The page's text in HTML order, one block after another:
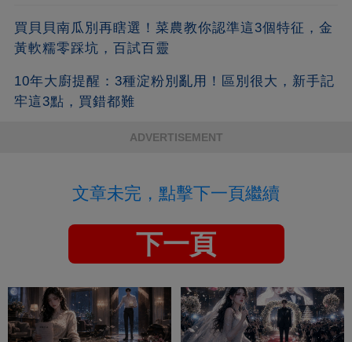
買貝貝南瓜別再瞎選！菜農教你認準這3個特征，金
黃軟糯零踩坑，百試百靈
10年大廚提醒：3種淀粉別亂用！區別很大，新手記
牢這3點，買錯都難
ADVERTISEMENT
文章未完，點擊下一頁繼續
下一頁